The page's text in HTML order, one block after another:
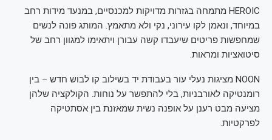
HEROIC מתמחה בגזרות מדויקות למכנסיים, במנעד מידות רחב
במיוחד, ונאמן לקו עירוני, נקי ולא מתאמץ. המותג פונה לנשים
שמחפשות פריטים שיעבדו קשה עבורן ויתאימו למגוון רחב של
סיטואציות ומראות.
NOON מציגות נעלי עור בעבודת יד בשילוב קו לבוש חדש – בין
רומנטיקה לאורבניות, בלי להתפשר על נוחות. הקולקציה שלהן
מציעה מבט רענן על אופנה נשית שמאזנת בין אסתטיקה
לפרקטיות.